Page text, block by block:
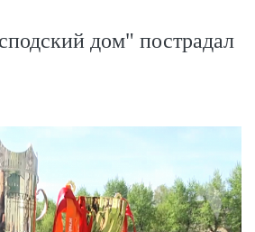
дом" пострадал